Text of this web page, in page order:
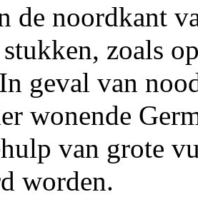
de noordkant
zoals
geval van
wonende
van grote
worden.